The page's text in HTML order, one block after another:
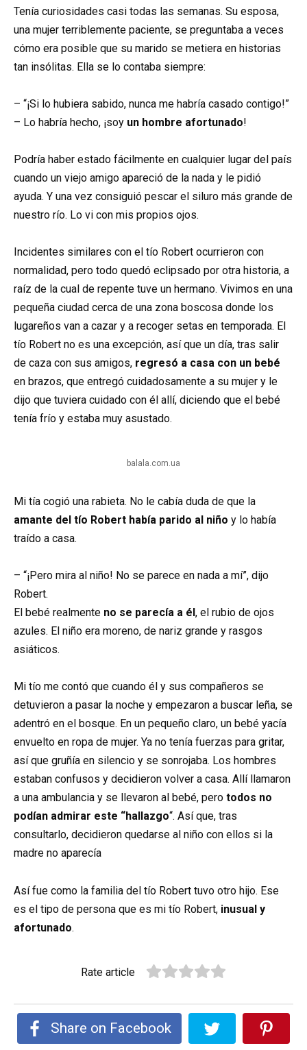
Tenía curiosidades casi todas las semanas. Su esposa,
una mujer terriblemente paciente, se preguntaba a veces
cómo era posible que su marido se metiera en historias
tan insólitas. Ella se lo contaba siempre:
– “¡Si lo hubiera sabido, nunca me habría casado contigo!”
– Lo habría hecho, ¡soy un hombre afortunado!
Podría haber estado fácilmente en cualquier lugar del país
cuando un viejo amigo apareció de la nada y le pidió
ayuda. Y una vez consiguió pescar el siluro más grande de
nuestro río. Lo vi con mis propios ojos.
Incidentes similares con el tío Robert ocurrieron con
normalidad, pero todo quedó eclipsado por otra historia, a
raíz de la cual de repente tuve un hermano. Vivimos en una
pequeña ciudad cerca de una zona boscosa donde los
lugareños van a cazar y a recoger setas en temporada. El
tío Robert no es una excepción, así que un día, tras salir
de caza con sus amigos, regresó a casa con un bebé
en brazos, que entregó cuidadosamente a su mujer y le
dijo que tuviera cuidado con él allí, diciendo que el bebé
tenía frío y estaba muy asustado.
balala.com.ua
Mi tía cogió una rabieta. No le cabía duda de que la
amante del tío Robert había parido al niño y lo había
traído a casa.
– “¡Pero mira al niño! No se parece en nada a mí”, dijo
Robert.
El bebé realmente no se parecía a él , el rubio de ojos
azules. El niño era moreno, de nariz grande y rasgos
asiáticos.
Mi tío me contó que cuando él y sus compañeros se
detuvieron a pasar la noche y empezaron a buscar leña, se
adentró en el bosque. En un pequeño claro, un bebé yacía
envuelto en ropa de mujer. Ya no tenía fuerzas para gritar,
así que gruñía en silencio y se sonrojaba. Los hombres
estaban confusos y decidieron volver a casa. Allí llamaron
a una ambulancia y se llevaron al bebé, pero todos no
podían admirar este “hallazgo“. Así que, tras
consultarlo, decidieron quedarse al niño con ellos si la
madre no aparecía
Así fue como la familia del tío Robert tuvo otro hijo. Ese
es el tipo de persona que es mi tío Robert, inusual y
afortunado.
Rate article
Share on Facebook